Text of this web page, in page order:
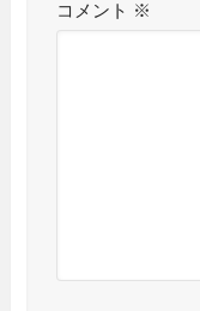
コメント ※